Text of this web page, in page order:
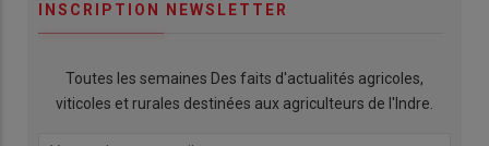
INSCRIPTION NEWSLETTER
Toutes les semaines Des faits d'actualités agricoles,
viticoles et rurales destinées aux agriculteurs de l'Indre.